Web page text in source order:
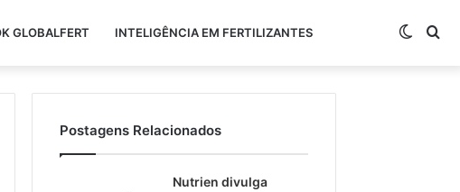
GLOBALFERT INTELIGÊNCIA EM FERTILIZANTES Switch
Postagens Relacionados
Nutrien divulga